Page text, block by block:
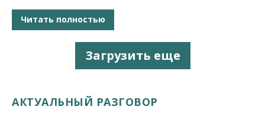
Читать полностью
Загрузить еще
АКТУАЛЬНЫЙ РАЗГОВОР